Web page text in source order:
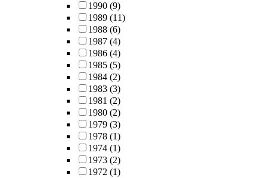
1990 (9)
1989 (11)
1988 (6)
1987 (4)
1986 (4)
1985 (5)
1984 (2)
1983 (3)
1981 (2)
1980 (2)
1979 (3)
1978 (1)
1974 (1)
1973 (2)
1972 (1)